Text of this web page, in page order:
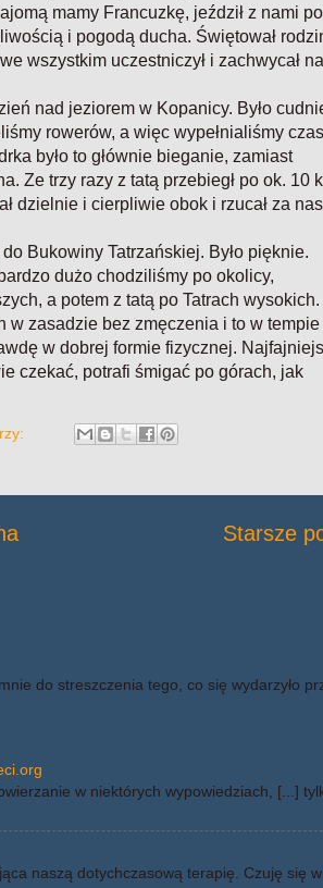
mamy Francuzkę, jeździł z nami po
i pogodą ducha. Świętował
wszystkim uczestniczył i zachwycał
nad jeziorem w Kopanicy. Było
rowerów, a więc wypełnialiśmy czas
było to głównie bieganie, zamiast
Ze trzy razy z tatą przebiegł po ok. 10
dzielnie i cierpliwie obok i rzucał za nas
Bukowiny Tatrzańskiej. Było pięknie.
dużo chodziliśmy po okolicy,
a potem z tatą po Tatrach wysokich.
w zasadzie bez zmęczenia i to w tempie
w dobrej formie fizycznej.
czekać, potrafi śmigać po górach, jak
Starsze
do streszczenia tego, co się wydarzyło
w niektórych wypowiedziach, [...]
naszą dotychczasową terapię. Czuję się w